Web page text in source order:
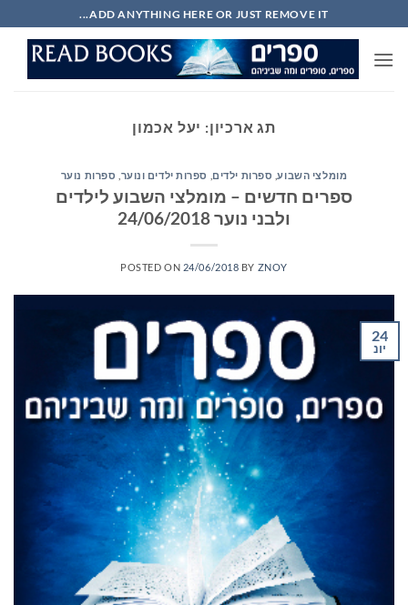
to
content
ADD ANYTHING HERE OR JUST REMOVE IT...
תג ארכיון: יעל אכמון
מומלצי השבוע, ספרות ילדים ספרות ילדים ונוער ספרות נוער
ספרים חדשים – מומלצי השבוע לילדים
ולבני נוער 24/06/2018
POSTED ON 24/06/2018 BY ZNOY
24
יונ